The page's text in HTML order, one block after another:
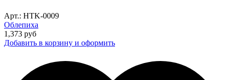
Арт.: HTK-0009
Облепиха
1,373 руб
Добавить в корзину и оформить